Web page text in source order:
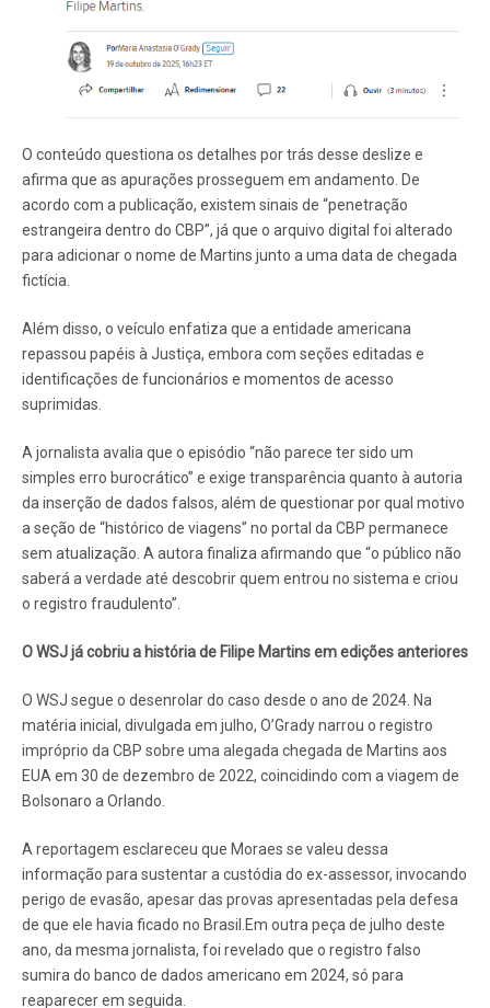
O conteúdo questiona os detalhes por trás desse deslize e
afirma que as apurações prosseguem em andamento. De
acordo com a publicação, existem sinais de “penetração
estrangeira dentro do CBP”, já que o arquivo digital foi alterado
para adicionar o nome de Martins junto a uma data de chegada
fictícia.
Além disso, o veículo enfatiza que a entidade americana
repassou papéis à Justiça, embora com seções editadas e
identificações de funcionários e momentos de acesso
suprimidas.
A jornalista avalia que o episódio “não parece ter sido um
simples erro burocrático” e exige transparência quanto à autoria
da inserção de dados falsos, além de questionar por qual motivo
a seção de “histórico de viagens” no portal da CBP permanece
sem atualização. A autora finaliza afirmando que “o público não
saberá a verdade até descobrir quem entrou no sistema e criou
o registro fraudulento”.
O WSJ já cobriu a história de Filipe Martins em edições anteriores
O WSJ segue o desenrolar do caso desde o ano de 2024. Na
matéria inicial, divulgada em julho, O’Grady narrou o registro
impróprio da CBP sobre uma alegada chegada de Martins aos
EUA em 30 de dezembro de 2022, coincidindo com a viagem de
Bolsonaro a Orlando.
A reportagem esclareceu que Moraes se valeu dessa
informação para sustentar a custódia do ex-assessor, invocando
perigo de evasão, apesar das provas apresentadas pela defesa
de que ele havia ficado no Brasil.Em outra peça de julho deste
ano, da mesma jornalista, foi revelado que o registro falso
sumira do banco de dados americano em 2024, só para
reaparecer em seguida.